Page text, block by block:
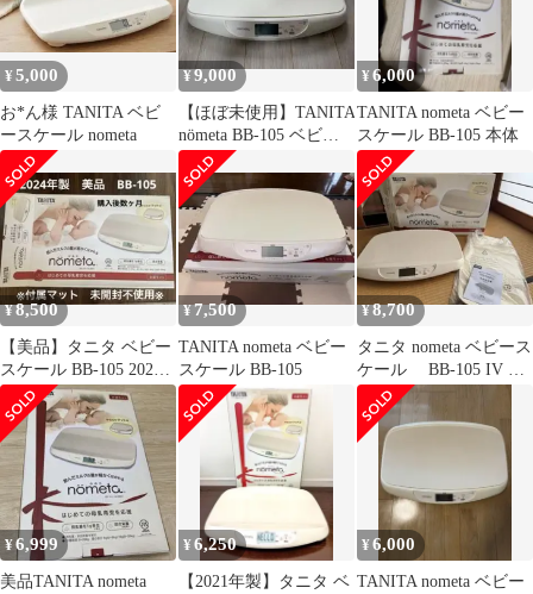
¥5,000
お*ん様 TANITA ベビ
ースケール nometa
¥9,000
【ほぼ未使用】TANITA
nömeta BB-105 ベビー
スケール 説明書付
¥6,000
TANITA nometa ベビー
スケール BB-105 本体
¥8,500
【美品】タニタ ベビー
スケール BB-105 2024
年製
¥7,500
TANITA nometa ベビー
スケール BB-105
¥8,700
タニタ nometa ベビース
ケール BB-105 IV 美
品
¥6,999
美品TANITA nometa
¥6,250
【2021年製】タニタ ベ
¥6,000
TANITA nometa ベビー